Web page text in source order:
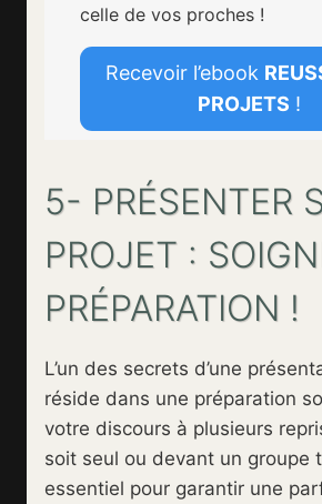
celle de vos proches !
Recevoir l’ebook
PROJETS !
5- PRÉSENTER
PROJET :
PRÉPARATION !
L’un des secrets d’une
réside dans une préparation
votre discours à plusieurs
soit seul ou devant un groupe
essentiel pour garantir une